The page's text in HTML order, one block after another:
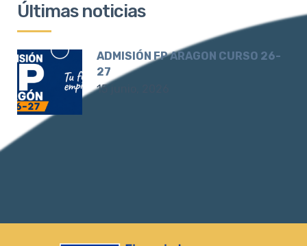
Últimas noticias
ADMISIÓN FP ARAGON CURSO 26-
27
15 junio, 2026